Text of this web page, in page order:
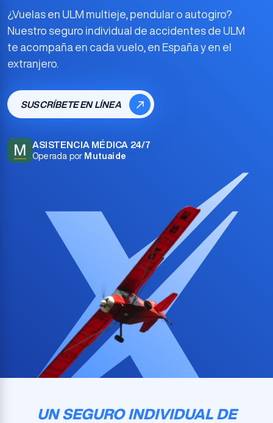
¿Vuelas en ULM multieje, pendular o autogiro?
Nuestro seguro individual de accidentes de ULM
te acompaña en cada vuelo, en España y en el
extranjero.
SUSCRÍBETE EN LÍNEA
M ASISTENCIA MÉDICA 24/7
Operada por Mutuaide
UN SEGURO INDIVIDUAL DE